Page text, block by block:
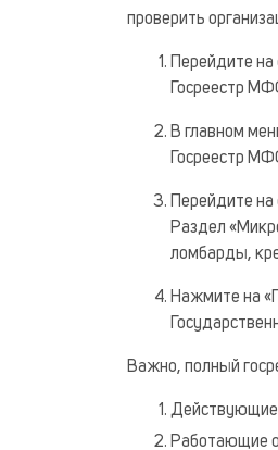
проверить
Перейдите
Госреестр
В главном
Госреестр
Перейдите на
Раздел
ломбарды,
Нажмите на
Важно, полный
Действующие
Работающие